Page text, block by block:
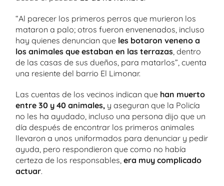
“Al parecer los primeros perros que murieron los
mataron a palo; otros fueron envenenados, incluso
hay quienes denuncian que les botaron veneno a
los animales que estaban en las terrazas , dentro
de las casas de sus dueños, para matarlos”, cuenta
una resiente del barrio El Limonar.
Las cuentas de los vecinos indican que han muerto
entre 30 y 40 animales, y aseguran que la Policía
no les ha ayudado, incluso una persona dijo que un
día después de encontrar los primeros animales
llevaron a unos uniformados para denunciar y pedir
ayuda, pero respondieron que como no había
certeza de los responsables, era muy complicado
actuar.